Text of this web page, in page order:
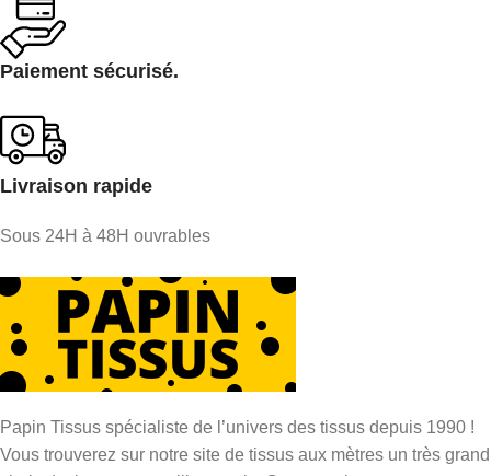
Paiement sécurisé.
Livraison rapide
Sous 24H à 48H ouvrables
Papin Tissus spécialiste de l’univers des tissus depuis 1990 !
Vous trouverez sur notre site de tissus aux mètres un très grand